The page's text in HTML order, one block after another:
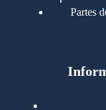
Partes